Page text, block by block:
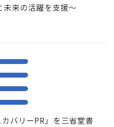
来の活躍を支援～
バリーPR」を三省堂書